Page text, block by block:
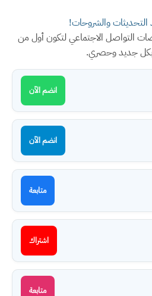
والشروحات!
التواصل الاجتماعي لتكون أول من
جديد وحصري.
انضم الآن
انضم الآن
متابعة
اشتراك
متابعة